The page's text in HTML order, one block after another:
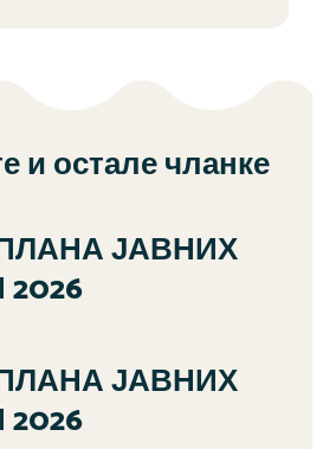
и остале чланке
ЈАВНИХ
ЈАВНИХ